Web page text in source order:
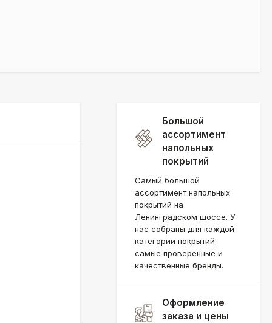
Большой
ассортимент
напольных
покрытий
Самый большой
ассортимент напольных
покрытий на
Ленинградском шоссе. У
нас собраны для каждой
категории покрытий
самые проверенные и
качественные бренды.
Оформление
заказа и цены